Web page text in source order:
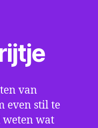
van
even stil te
weten wat